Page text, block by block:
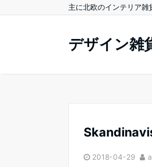
主に北欧のインテリア
デザイン雑
2018-04-29